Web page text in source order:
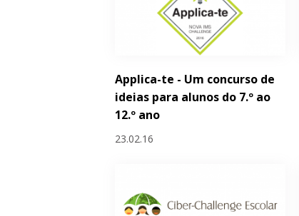
Applica-te - Um concurso de
ideias para alunos do 7.º ao
12.º ano
23.02.16